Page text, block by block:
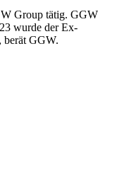
Group tätig. GGW
wurde der Ex-
berät GGW.